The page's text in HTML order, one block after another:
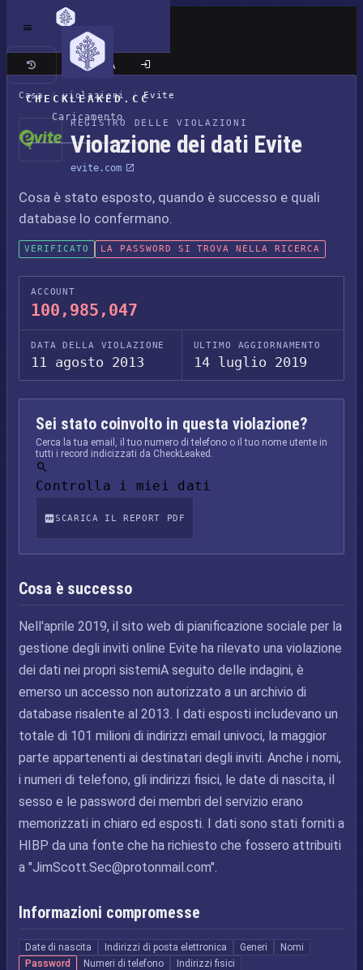
CHECKLEAKED.CC
Caricamento
Sito classico
Casa / violazioni / Evite
REGISTRO DELLE VIOLAZIONI
Violazione dei dati Evite
evite.com
Cosa è stato esposto, quando è successo e quali
database lo confermano.
VERIFICATO LA PASSWORD SI TROVA NELLA RICERCA
ACCOUNT
100,985,047
DATA DELLA VIOLAZIONE
11 agosto 2013
ULTIMO AGGIORNAMENTO
14 luglio 2019
Sei stato coinvolto in questa violazione?
Cerca la tua email, il tuo numero di telefono o il tuo nome utente in
tutti i record indicizzati da CheckLeaked.
Controlla i miei dati
SCARICA IL REPORT PDF
Cosa è successo
Nell'aprile 2019, il sito web di pianificazione sociale per la
gestione degli inviti online Evite ha rilevato una violazione
dei dati nei propri sistemiA seguito delle indagini, è
emerso un accesso non autorizzato a un archivio di
database risalente al 2013. I dati esposti includevano un
totale di 101 milioni di indirizzi email univoci, la maggior
parte appartenenti ai destinatari degli inviti. Anche i nomi,
i numeri di telefono, gli indirizzi fisici, le date di nascita, il
sesso e le password dei membri del servizio erano
memorizzati in chiaro ed esposti. I dati sono stati forniti a
HIBP da una fonte che ha richiesto che fossero attribuiti
a "JimScott.Sec@protonmail.com".
Informazioni compromesse
Date di nascita Indirizzi di posta elettronica Generi
Nomi
Password
Numeri di telefono Indirizzi fisici